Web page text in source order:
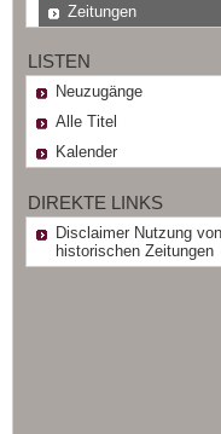
Zeitungen
LISTEN
Neuzugänge
Alle Titel
Kalender
DIREKTE LINKS
Disclaimer Nutzung von
historischen Zeitungen